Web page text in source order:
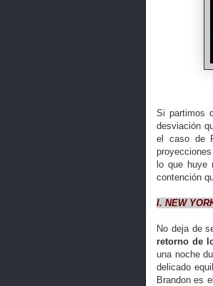
Si partimos
desviación
el caso de
lo que huye
contención
I. NEW
No deja de
retorno de
una noche
delicado
Brandon es